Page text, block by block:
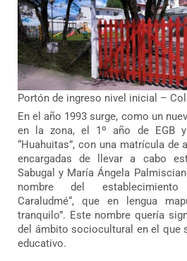
Portón de ingreso nivel inicial –
En el año 1993 surge, como un
en la zona, el 1º año de EGB
“Huahuitas”, con una matrícula de
encargadas de llevar a cabo
Sabugal y María Ángela
nombre del establecimiento
Caraludmé“, que en lengua
tranquilo”. Este nombre quería
del ámbito sociocultural en el que
educativo.